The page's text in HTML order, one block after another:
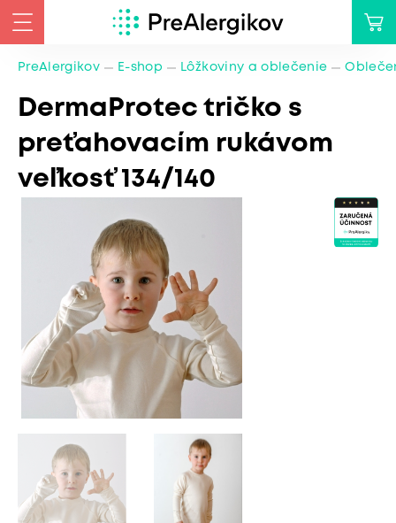
PreAlergikov E-shop Lôžkoviny a oblečenie
DermaProtec tričko s
preťahovacím rukávom
veľkosť 134/140